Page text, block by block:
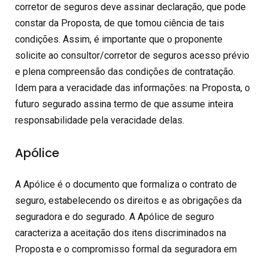
corretor de seguros deve assinar declaração, que pode
constar da Proposta, de que tomou ciência de tais
condições. Assim, é importante que o proponente
solicite ao consultor/corretor de seguros acesso prévio
e plena compreensão das condições de contratação.
Idem para a veracidade das informações: na Proposta, o
futuro segurado assina termo de que assume inteira
responsabilidade pela veracidade delas.
Apólice
A Apólice é o documento que formaliza o contrato de
seguro, estabelecendo os direitos e as obrigações da
seguradora e do segurado. A Apólice de seguro
caracteriza a aceitação dos itens discriminados na
Proposta e o compromisso formal da seguradora em